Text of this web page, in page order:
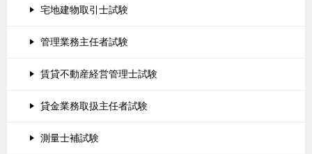
宅地建物取引士試験
管理業務主任者試験
賃貸不動産経営管理士試験
貸金業務取扱主任者試験
測量士補試験